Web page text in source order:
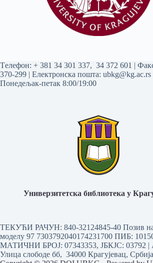
Tелефон: + 381 34 301 337, 34 372 601 |
370-299 | Електронска пошта: ubkg@kg.ac.rs
Понедељак-петак 8:00/19:00
Универзитетска библиотека у
ТЕКУЋИ РАЧУН: 840-32124845-40 Позив на
моделу 97 7303792040174231700 ПИБ:
МАТИЧНИ БРОЈ: 07343353, ЈБКЈС: 03792 |
Улица слободе бб, 34000 Крагујевац, Србија